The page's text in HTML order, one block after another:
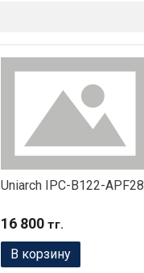
Uniarch IPC-B122-APF28
16 800тг.
В корзину